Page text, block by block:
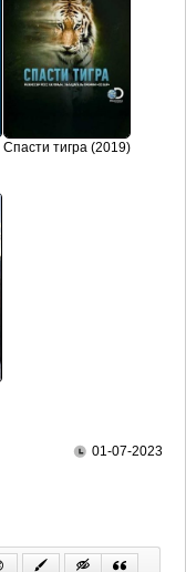
Спасти тигра (2019)
01-07-2023